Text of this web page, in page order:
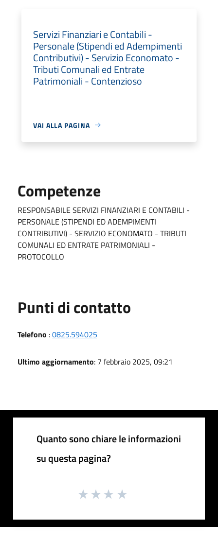
Servizi Finanziari e Contabili -
Personale (Stipendi ed Adempimenti
Contributivi) - Servizio Economato -
Tributi Comunali ed Entrate
Patrimoniali - Contenzioso
VAI ALLA PAGINA
Competenze
RESPONSABILE SERVIZI FINANZIARI E CONTABILI -
PERSONALE (STIPENDI ED ADEMPIMENTI
CONTRIBUTIVI) - SERVIZIO ECONOMATO - TRIBUTI
COMUNALI ED ENTRATE PATRIMONIALI -
PROTOCOLLO
Punti di contatto
Telefono :0825.594025
Ultimo aggiornamento: 7 febbraio 2025, 09:21
Quanto sono chiare le informazioni
su questa pagina?